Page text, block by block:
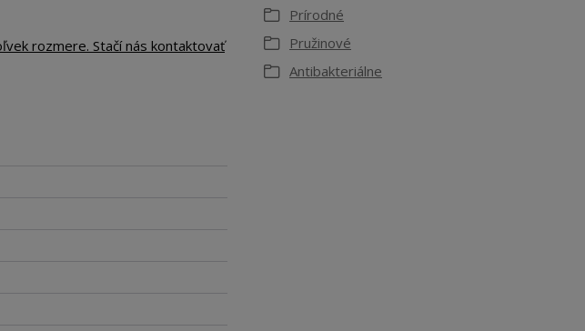
rozmere. Stačí nás kontaktovať
Prírodné
Pružinové
Antibakteriálne